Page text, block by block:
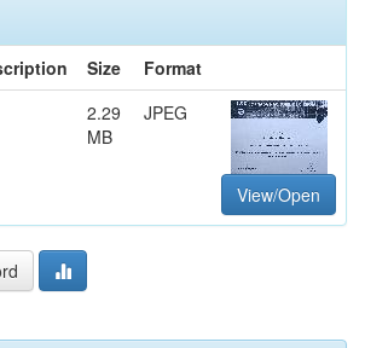
Size
Format
2.29
MB
JPEG
View/Open